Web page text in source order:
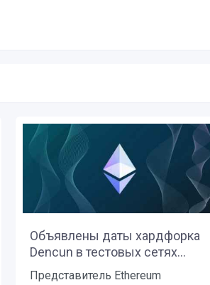
Объявлены даты хардфорка
Dencun в тестовых сетях...
Представитель Ethereum